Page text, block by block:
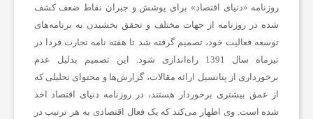
روزنامه «دنیای اقتصاد» برای پوشش و جبران نقاط ضعف کشف
شده در روزنامه از جهات مختلف و تحقق بخشیدن به برنامه‌های
توسعه فعالیت خود، تصمیم گرفته شد تا هفته نامه تجارت فردا در
تیرماه سال 1391 راه‌اندازی شود. این تصمیم بدلیل عدم
برخورداری از پتانسیل ارائه مقالات، گزارش‌ها و محتوای تحلیلی که
از عمق بیشتری برخوردار هستند، در روزنامه دنیای اقتصاد اخذ
شده است. وی اظهار می‌کند که یک فعال اقتصادی به هر ترتیب در